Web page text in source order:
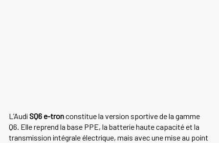
L’Audi SQ6 e-tronconstitue la version sportive de la gamme
Q6. Elle reprend la base PPE, la batterie haute capacité et la
transmission intégrale électrique, mais avec une mise au point